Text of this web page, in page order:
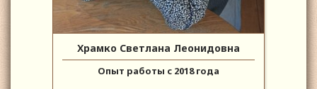
Храмко Светлана Леонидовна
Опыт работы с 2018 года